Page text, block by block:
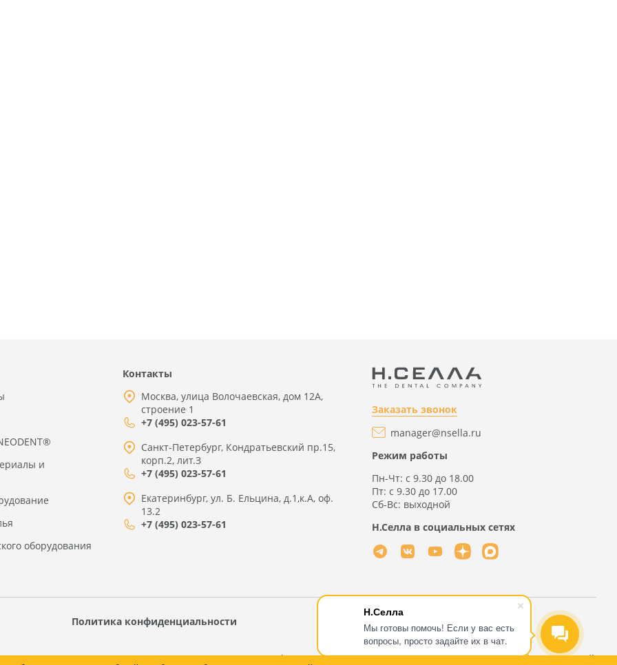
Н.Селла
Мы готовы помочь! Если у вас есть
вопросы, просто задайте их в чат.
и
оборудования
Контакты
Москва, улица Волочаевская, дом 12А,
строение 1
+7 (495) 023-57-61
Санкт-Петербург, Кондратьевский пр.15,
корп.2, лит.З
+7 (495) 023-57-61
Екатеринбург, ул. Б. Ельцина, д.1,к.А, оф.
13.2
+7 (495) 023-57-61
Заказать звонок
manager@nsella.ru
Режим работы
Пн-Чт: с 9.30 до 18.00
Пт: с 9.30 до 17.00
Сб-Вс: выходной
Н.Селла в социальных сетях
Политика конфиденциальности
технических характеристик, наличия на складе, носит информационный характер и не является публичной офертой, определяемой